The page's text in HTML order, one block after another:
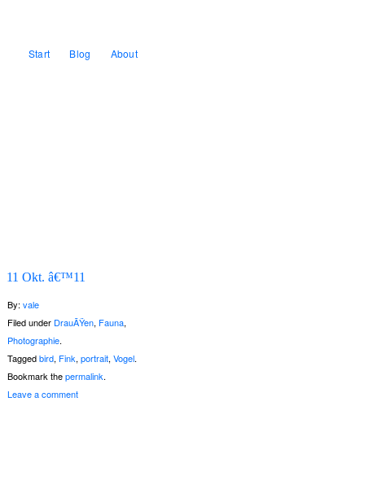
Start Blog About
11 Okt. â€™11
By: vale
Filed under DrauÃŸen, Fauna,
Photographie.
Taggedbird, Fink, portrait, Vogel.
Bookmark thepermalink.
Leave a comment